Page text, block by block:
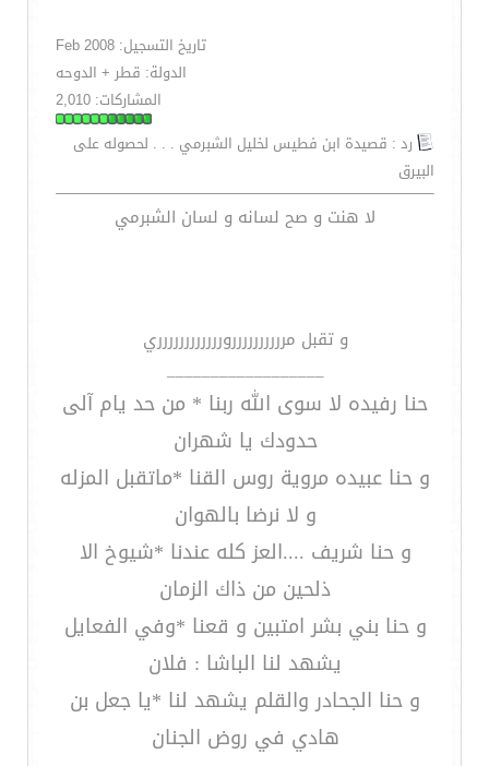
تاريخ التسجيل: Feb 2008
الدولة: قطر + الدوحه
المشاركات: 2,010
رد : قصيدة ابن فطيس لخليل الشبرمي . . . لحصوله على
البيرق
لا هنت و صح لسانه و لسان الشبرمي
و تقبل مررررررررررورررررررررررري
__________________
حنا رفيده لا سوى الله ربنا * من حد يام آلى
حدودك يا شهران
و حنا عبيده مروية روس القنا *ماتقبل المزله
و لا نرضا بالهوان
و حنا شريف ....العز كله عندنا *شيوخ الا
ذلحين من ذاك الزمان
و حنا بني بشر امتبين و قعنا *وفي الفعايل
يشهد لنا الباشا : فلان
و حنا الجحادر والقلم يشهد لنا *يا جعل بن
هادي في روض الجنان